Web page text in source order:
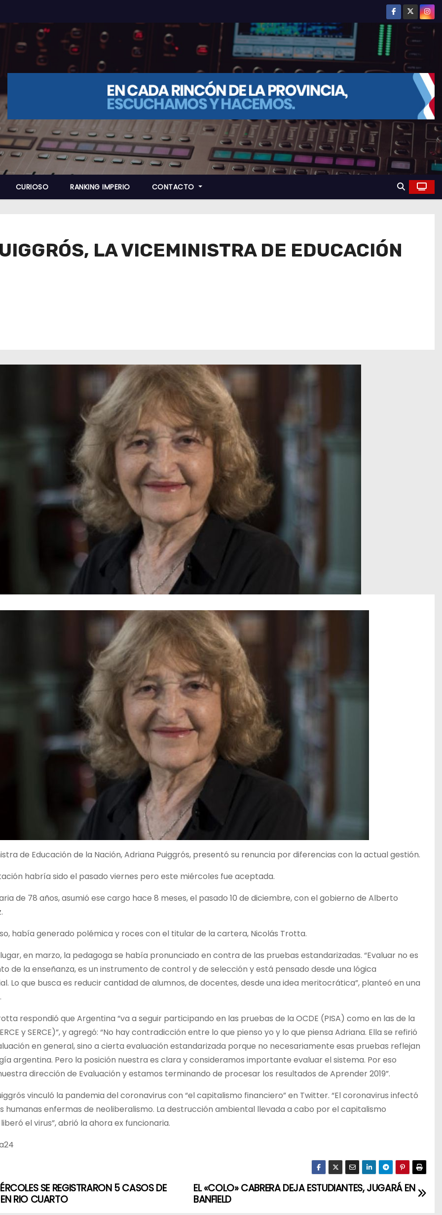
CURIOSO RANKING IMPERIO CONTACTO
LA VICEMINISTRA DE EDUCACIÓN
de Educación de la Nación, Adriana Puiggrós, presentó su renuncia por diferencias con la actual gestión.
habría sido el pasado viernes pero este miércoles fue aceptada.
de 78 años, asumió ese cargo hace 8 meses, el pasado 10 de diciembre, con el gobierno de Alberto
había generado polémica y roces con el titular de la cartera, Nicolás Trotta.
en marzo, la pedagoga se había pronunciado en contra de las pruebas estandarizadas. “Evaluar no es
de la enseñanza, es un instrumento de control y de selección y está pensado desde una lógica
Lo que busca es reducir cantidad de alumnos, de docentes, desde una idea meritocrática”, planteó en una
respondió que Argentina “va a seguir participando en las pruebas de la OCDE (PISA) como en las de la
y SERCE)”, y agregó: “No hay contradicción entre lo que pienso yo y lo que piensa Adriana. Ella se refirió
en general, sino a cierta evaluación estandarizada porque no necesariamente esas pruebas reflejan
argentina. Pero la posición nuestra es clara y consideramos importante evaluar el sistema. Por eso
dirección de Evaluación y estamos terminando de procesar los resultados de Aprender 2019”.
vinculó la pandemia del coronavirus con “el capitalismo financiero” en Twitter. “El coronavirus infectó
humanas enfermas de neoliberalismo. La destrucción ambiental llevada a cabo por el capitalismo
el virus”, abrió la ahora ex funcionaria.
EL «COLO» CABRERA DEJA ESTUDIANTES, JUGARÁ EN
BANFIELD
SE REGISTRARON 5 CASOS DE
RIO CUARTO